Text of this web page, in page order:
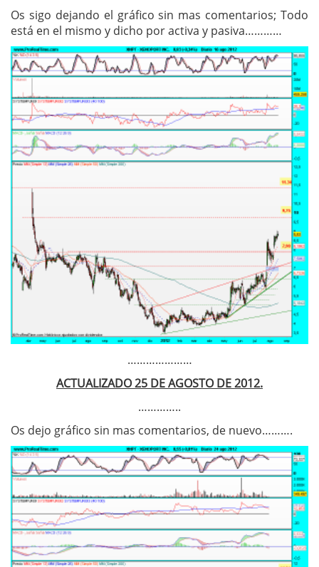
Os sigo dejando el gráfico sin mas comentarios; Todo
está en el mismo y dicho por activa y pasiva…………
…………………
ACTUALIZADO 25 DE AGOSTO DE 2012.
…………..
Os dejo gráfico sin mas comentarios, de nuevo……….